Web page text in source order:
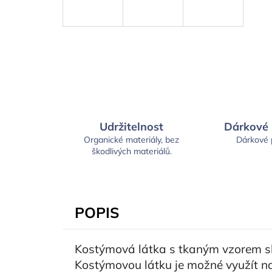
Udržitelnost
Organické materiály, bez
škodlivých materiálů.
Dárkové
Dárkové
POPIS
Kostýmová látka s tkaným vzorem
Kostýmovou látku je možné využít